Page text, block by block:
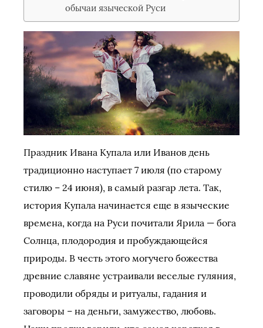
обычаи языческой Руси
Праздник Ивана Купала или Иванов день
традиционно наступает 7 июля (по старому
стилю – 24 июня), в самый разгар лета. Так,
история Купала начинается еще в языческие
времена, когда на Руси почитали Ярила — бога
Солнца, плодородия и пробуждающейся
природы. В честь этого могучего божества
древние славяне устраивали веселые гуляния,
проводили обряды и ритуалы, гадания и
заговоры – на деньги, замужество, любовь.